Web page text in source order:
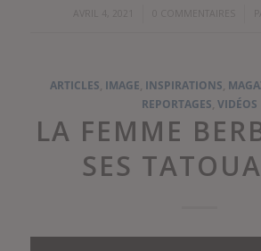
ARTICLES IMAGE INSPIRATIONS
REPORTAGES VIDÉOS
LA FEMME
SES